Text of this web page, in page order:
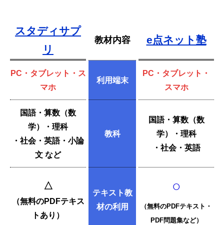
スタディサプ
リ
教材内容 e点ネット塾
PC・タブレット・ス
マホ
利用端末
PC・タブレット・
スマホ
国語・算数（数
学）・理科
・社会・英語・小論
文 など
教科
国語・算数（数
学）・理科
・社会・英語
△
（無料のPDFテキス
トあり）
テキスト教
材の利用
○
（無料のPDFテキスト・
PDF問題集など）